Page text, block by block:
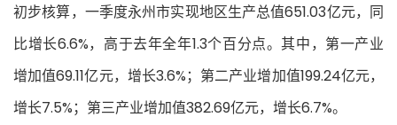
初步核算，一季度永州市实现地区生产总值651.03亿元，同
比增长6.6%，高于去年全年1.3个百分点。其中，第一产业
增加值69.11亿元，增长3.6%；第二产业增加值199.24亿元，
增长7.5%；第三产业增加值382.69亿元，增长6.7%。